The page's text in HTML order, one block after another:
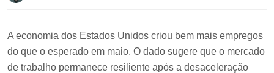
A economia dos Estados Unidos criou bem mais empregos
do que o esperado em maio. O dado sugere que o mercado
de trabalho permanece resiliente após a desaceleração